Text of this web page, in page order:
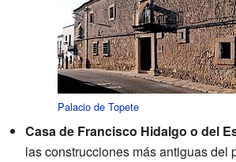
Palacio de Topete
Casa de Francisco Hidalgo o del
las construcciones más antiguas del